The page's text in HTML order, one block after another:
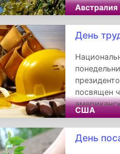
эмблемой
сентября
Австралия
День
посвящен
свою
нового
США
День